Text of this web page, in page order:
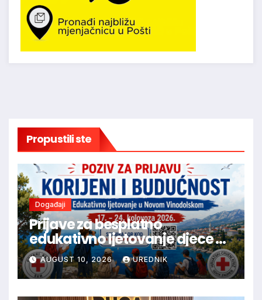
Propustili ste
Događaji
Prijave za besplatno
edukativno ljetovanje djece u
Novom Vinodolskom
AUGUST 10, 2026 UREDNIK